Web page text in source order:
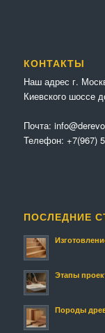
КОНТАКТЫ
Наш адрес г.
Киевского шоссе
Почта:
Телефон: +7(967)
ПОСЛЕДНИЕ
Этапы
Породы